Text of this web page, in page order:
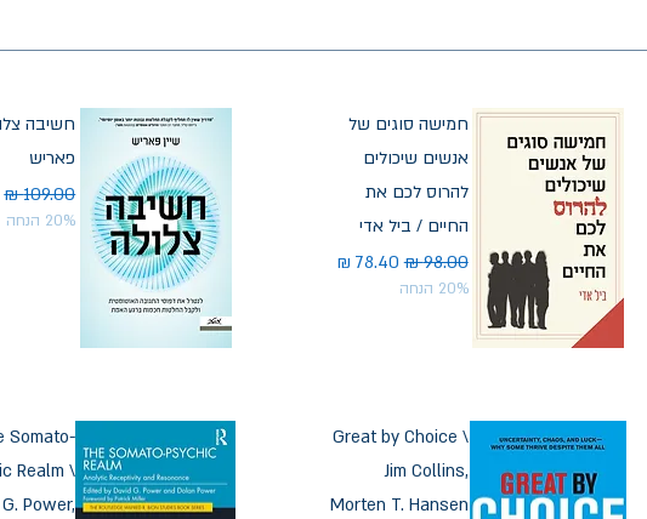
חמישה סוגים של
אנשים שיכולים
להרוס לכם את
החיים / ביל אדי
מחיר רגיל‏98.00 ‏₪ מחיר מבצע
20% הנחה
חשיבה
פאריש
מחיר רגיל‏109.00 ‏₪
20% הנחה
Great by Choice \
Jim Collins,
Morten T. Hansen
Somato-
Realm \
Power,